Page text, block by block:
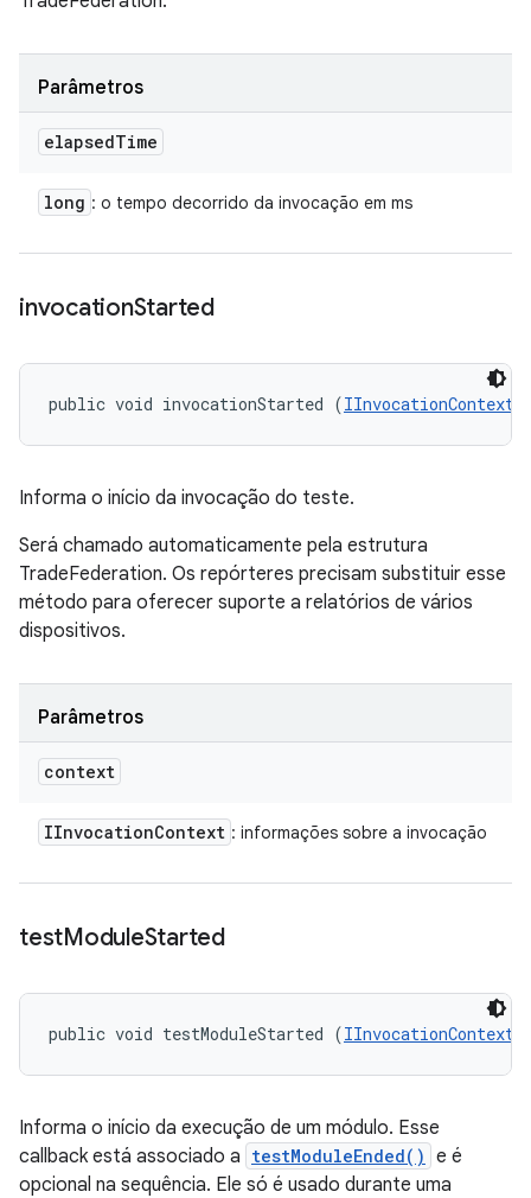
Parâmetros
elapsedTime
long : o tempo decorrido da invocação em ms
invocationStarted
public void invocationStarted (IInvocationContext
Informa o início da invocação do teste.
Será chamado automaticamente pela estrutura
TradeFederation. Os repórteres precisam substituir esse
método para oferecer suporte a relatórios de vários
dispositivos.
Parâmetros
context
IInvocationContext : informações sobre a invocação
testModuleStarted
public void testModuleStarted (IInvocationContext
Informa o início da execução de um módulo. Esse
callback está associado a testModuleEnded() e é
opcional na sequência. Ele só é usado durante uma